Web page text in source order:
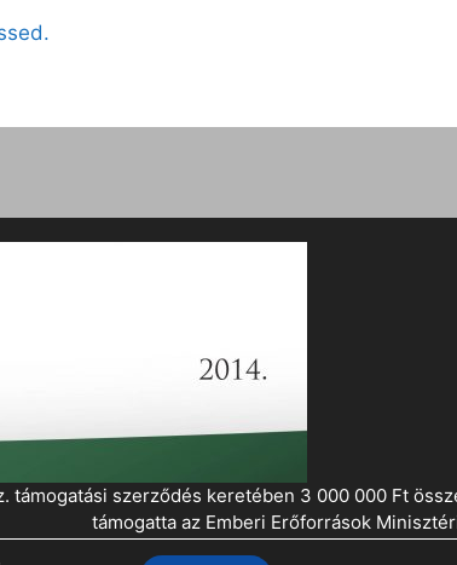
támogatási szerződés keretében 3 000 000 Ft
támogatta az Emberi Erőforrások